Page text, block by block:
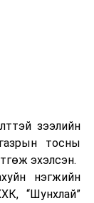
тайлбар,
ч төлбөртэй
зээлийн
тосны
эхэлсэн.
нэгжийн
“Шунхлай”